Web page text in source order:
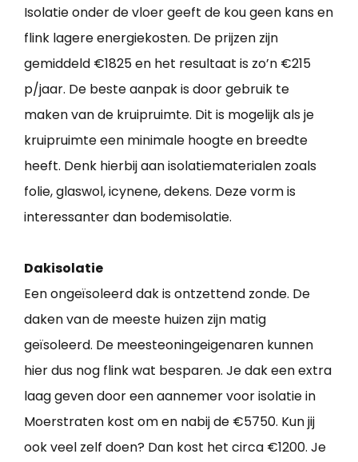
Isolatie onder de vloer geeft de kou geen kans en
flink lagere energiekosten. De prijzen zijn
gemiddeld €1825 en het resultaat is zo’n €215
p/jaar. De beste aanpak is door gebruik te
maken van de kruipruimte. Dit is mogelijk als je
kruipruimte een minimale hoogte en breedte
heeft. Denk hierbij aan isolatiematerialen zoals
folie, glaswol, icynene, dekens. Deze vorm is
interessanter dan bodemisolatie.
Dakisolatie
Een ongeïsoleerd dak is ontzettend zonde. De
daken van de meeste huizen zijn matig
geïsoleerd. De meesteoningeigenaren kunnen
hier dus nog flink wat besparen. Je dak een extra
laag geven door een aannemer voor isolatie in
Moerstraten kost om en nabij de €5750. Kun jij
ook veel zelf doen? Dan kost het circa €1200. Je